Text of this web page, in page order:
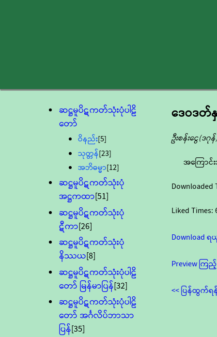
ဆဋ္ဌမူပိဋကတ်သုံးပုံပါဠိ
တော်
ဝိနည်း[5]
သုတ္တန်[23]
အဘိဓမ္မာ[12]
ဆဋ္ဌမူပိဋကတ်သုံးပုံ
အဋ္ဌကထာ[51]
ဆဋ္ဌမူပိဋကတ်သုံးပုံ
ဋီကာ[26]
ဆဋ္ဌမူပိဋကတ်သုံးပုံ
နိဿယ[8]
ဆဋ္ဌမူပိဋကတ်သုံးပုံပါဠိ
တော် မြန်မာပြန်[32]
ဆဋ္ဌမူပိဋကတ်သုံးပုံပါဠိ
တော် အင်္ဂလိပ်ဘာသာ
ပြန်[35]
ဒေဝဒ
ဦးစန်းငွေ(ဒဂု
အကြောင်
Downloaded
Liked Times:
Download
Preview ကြ
<< ပြန်ထွက်ရ